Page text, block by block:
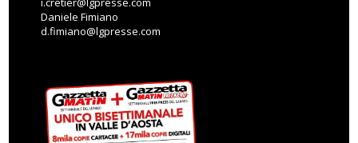
Daniele Fimiano
d.fimiano@lgpresse.com